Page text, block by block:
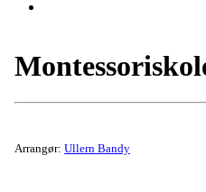
Arrangør: Ullern Bandy